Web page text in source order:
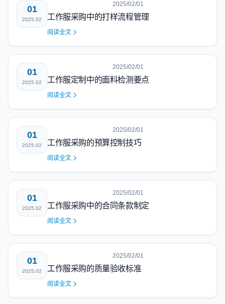
01
2025.02
2025/02/01
工作服采购中的打样流程管理
阅读全文
01
2025.02
2025/02/01
工作服定制中的面料检测要点
阅读全文
01
2025.02
2025/02/01
工作服采购的预算控制技巧
阅读全文
01
2025.02
2025/02/01
工作服采购中的合同条款制定
阅读全文
01
2025.02
2025/02/01
工作服采购的质量验收标准
阅读全文